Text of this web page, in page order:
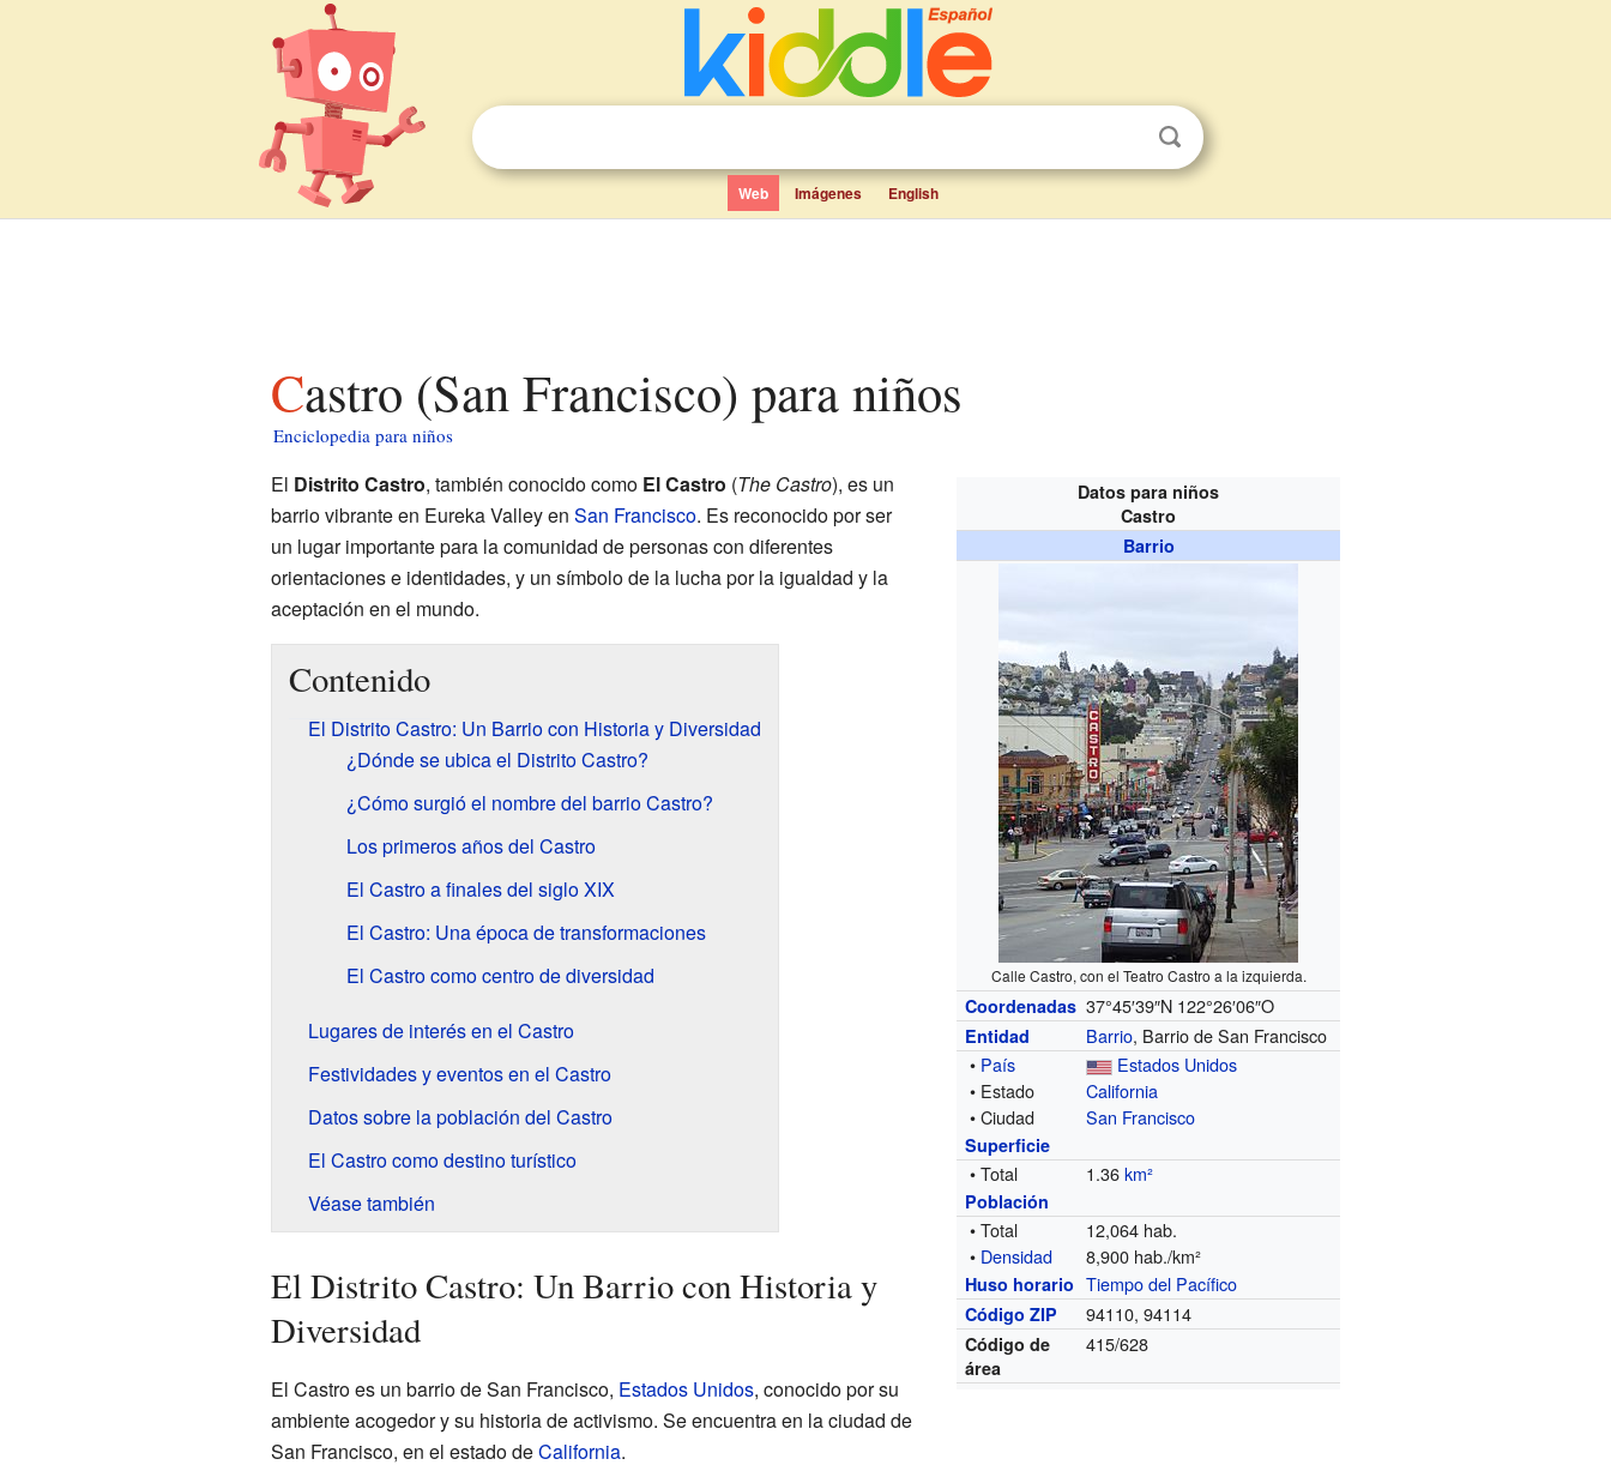
Web Imágenes English
Castro (San Francisco) para niños
Enciclopedia para niños
Datos para niños
Castro
Barrio
Calle Castro, con el Teatro Castro a la izquierda.
Coordenadas 37°45′39″N 122°26′06″O
Entidad Barrio, Barrio de San Francisco
• País
Estados Unidos
• Estado
California
• Ciudad
San Francisco
Superficie
• Total 1.36km²
Población
• Total
12,064 hab.
• Densidad 8,900 hab./km²
Huso horario Tiempo del Pacífico
Código ZIP 94110, 94114
Código de
área
415/628
El Distrito Castro, también conocido como El Castro (The Castro), es un
barrio vibrante en Eureka Valley en San Francisco. Es reconocido por ser
un lugar importante para la comunidad de personas con diferentes
orientaciones e identidades, y un símbolo de la lucha por la igualdad y la
aceptación en el mundo.
Contenido
El Distrito Castro: Un Barrio con Historia y Diversidad
¿Dónde se ubica el Distrito Castro?
¿Cómo surgió el nombre del barrio Castro?
Los primeros años del Castro
El Castro a finales del siglo XIX
El Castro: Una época de transformaciones
El Castro como centro de diversidad
Lugares de interés en el Castro
Festividades y eventos en el Castro
Datos sobre la población del Castro
El Castro como destino turístico
Véase también
El Distrito Castro: Un Barrio con Historia y
Diversidad
El Castro es un barrio de San Francisco, Estados Unidos, conocido por su
ambiente acogedor y su historia de activismo. Se encuentra en la ciudad de
San Francisco, en el estado deCalifornia.